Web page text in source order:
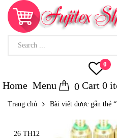
0
Home Menu 0 Cart 0
Trang chủ Bài viết được gắn thẻ
26 TH12